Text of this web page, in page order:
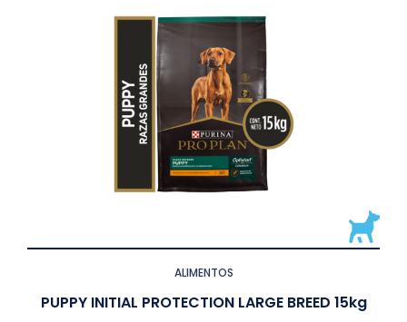
ALIMENTOS
PUPPY INITIAL PROTECTION LARGE BREED 15kg